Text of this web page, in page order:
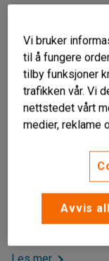
Plassbesparende
Praktisk tilbehør
Slitesterk kroklist
Vi bruker
til å fungere
tilby funksjoner
trafikken vår. Vi
nettstedet vårt
medier, reklame
Avvis